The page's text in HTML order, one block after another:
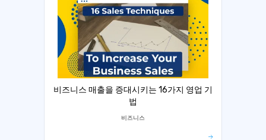
비즈니스 매출을 증대시키는 16가지 영업 기
법
비즈니스